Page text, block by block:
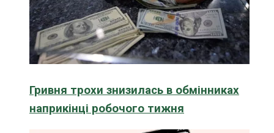
Гривня трохи знизилась в обмінниках
наприкінці робочого тижня